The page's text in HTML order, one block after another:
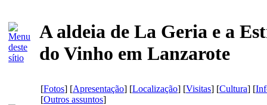
A aldeia de La Geria e a
do Vinho em Lanzarote
[Fotos] [Apresentação] [Localização] [Visitas] [Cultura] [
[Outros assuntos]